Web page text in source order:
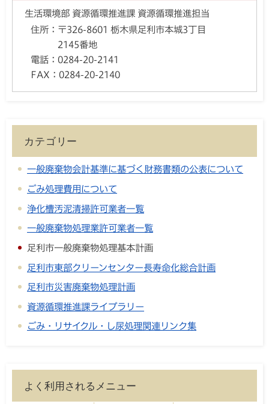
生活環境部 資源循環推進課 資源循環推進担当
住所： 〒326-8601 栃木県足利市本城3丁目
2145番地
電話： 0284-20-2141
FAX： 0284-20-2140
カテゴリー
一般廃棄物会計基準に基づく財務書類の公表について
ごみ処理費用について
浄化槽汚泥清掃許可業者一覧
一般廃棄物処理業許可業者一覧
足利市一般廃棄物処理基本計画
足利市東部クリーンセンター長寿命化総合計画
足利市災害廃棄物処理計画
資源循環推進課ライブラリー
ごみ・リサイクル・し尿処理関連リンク集
よく利用されるメニュー